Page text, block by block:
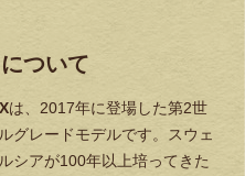
ついて
は、2017年に登場した第2世
グレードモデルです。スウェ
シアが100年以上培ってきた